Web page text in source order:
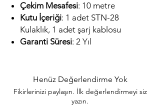
Çekim Mesafesi: 10 metre
Kutu İçeriği: 1 adet STN-28
Kulaklık, 1 adet şarj kablosu
Garanti Süresi: 2 Yıl
Henüz Değerlendirme Yok
Fikirlerinizi paylaşın. İlk değerlendirmeyi siz
yazın.